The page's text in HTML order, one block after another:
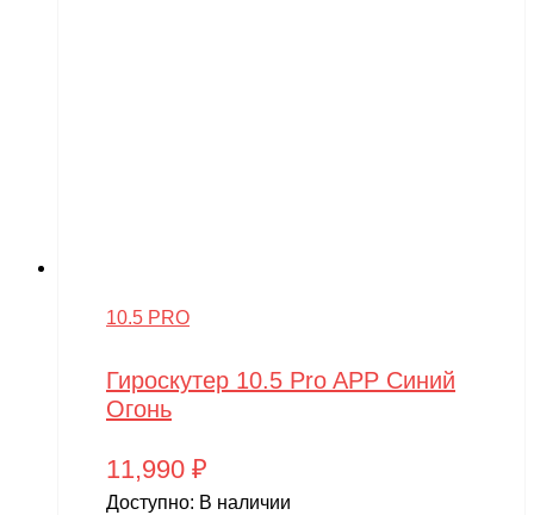
10.5 PRO
Гироскутер 10.5 Pro APP Синий
Огонь
11,990 ₽
Доступно: В наличии